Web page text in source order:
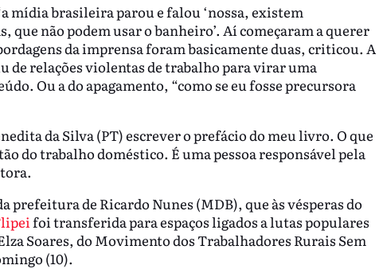
mídia brasileira parou e falou ‘nossa, existem
não podem usar o banheiro’. Aí começaram a querer
da imprensa foram basicamente duas, criticou. A
de relações violentas de trabalho para virar uma
Ou a do apagamento, “como se eu fosse precursora
da Silva (PT) escrever o prefácio do meu livro. O que
do trabalho doméstico. É uma pessoa responsável pela
prefeitura de Ricardo Nunes (MDB), que às vésperas do
foi transferida para espaços ligados a lutas populares
Soares, do Movimento dos Trabalhadores Rurais Sem
(10).